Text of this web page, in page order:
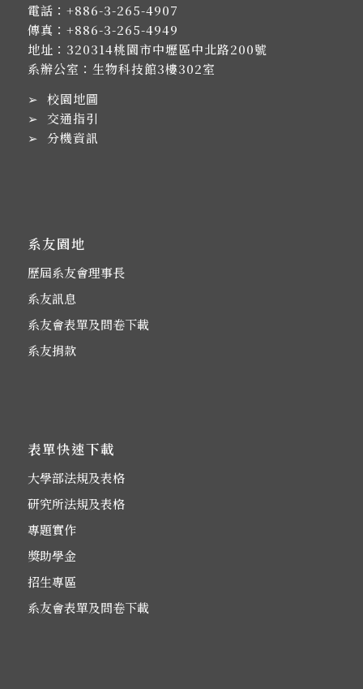
電話： +886-3-265-4907
傳真：+886-3-265-4949
地址： 320314桃園市中壢區中北路200號
系辦公室：生物科技館3樓302室
➢ 校園地圖
➢ 交通指引
➢ 分機資訊
系友園地
歷屆系友會理事長
系友訊息
系友會表單及問卷下載
系友捐款
表單快速下載
大學部法規及表格
研究所法規及表格
專題實作
獎助學金
招生專區
系友會表單及問卷下載